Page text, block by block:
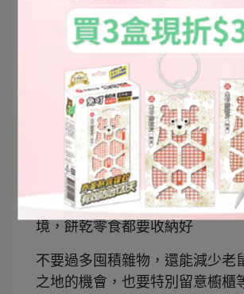
1周後我就看到一隻倒在樓梯口了
命-滅鼠老鼠藥的成分是抗凝血劑
所以藥效發揮後，老鼠會有內出
會影響牠們的行動與判斷力，並
源的地方死去，省了還要去找屍
除了靠老鼠藥以外，平時也要勤
境，餅乾零食都要收納好
不要過多囤積雜物，還能減少老
之地的機會，也要特別留意櫥櫃